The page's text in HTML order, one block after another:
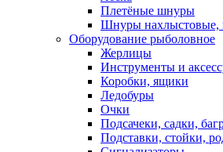
Плетёные шнуры
Шнуры нахлыстовые,
Оборудование рыболовное
Жерлицы
Инструменты и
Коробки, ящики
Ледобуры
Очки
Подсачеки, садки,
Подставки, стойки,